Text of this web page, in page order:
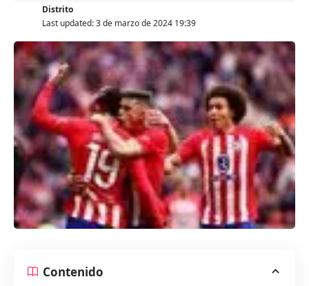
Last updated: 3 de marzo de 2024 19:39
Distrito
Contenido